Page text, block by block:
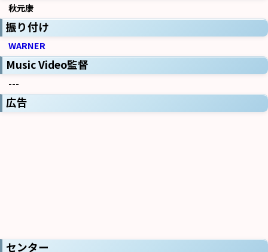
秋元康
振り付け
WARNER
Music Video監督
---
広告
センター